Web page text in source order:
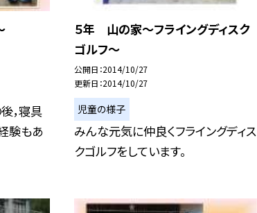
，寝具
験もあ
５年 山の家〜フライングディスク
ゴルフ〜
公開日 2014/10/27
更新日 2014/10/27
児童の様子
みんな元気に仲良くフライングディス
クゴルフをしています。